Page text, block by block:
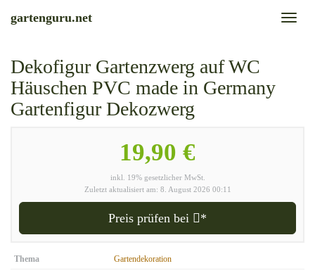
Toggle
gartenguru.net
Dekofigur Gartenzwerg auf WC
Häuschen PVC made in Germany
Gartenfigur Dekozwerg
19,90 €
inkl. 19% gesetzlicher MwSt.
Zuletzt aktualisiert am: 8. August 2026 00:11
Preis prüfen bei *
Thema
Gartendekoration